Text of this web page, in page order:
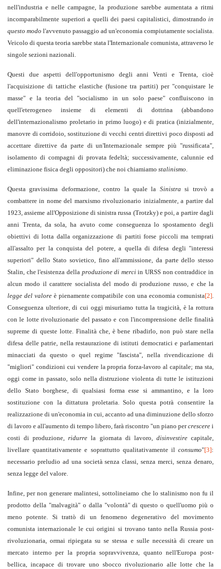
nell'industria e nelle campagne, la produzione sarebbe aumentata a ritmi
incomparabilmente superiori a quelli dei paesi capitalistici, dimostrando in
questo modo l'avvenuto passaggio ad un'economia compiutamente socialista.
Veicolo di questa teoria sarebbe stata l'Internazionale comunista, attraverso le
singole sezioni nazionali.
Questi due aspetti dell'opportunismo degli anni Venti e Trenta, cioè
l'acquisizione di tattiche elastiche (fusione tra partiti) per "conquistare le
masse" e la teoria del "socialismo in un solo paese" confluiscono in
quell'eterogeneo insieme di elementi di dottrina (abbandono
dell'internazionalismo proletario in primo luogo) e di pratica (inizialmente,
manovre di corridoio, sostituzione di vecchi centri direttivi poco disposti ad
accettare direttive da parte di un'Internazionale sempre più "russificata",
isolamento di compagni di provata fedeltà; successivamente, calunnie ed
eliminazione fisica degli oppositori) che noi chiamiamo stalinismo.
Questa gravissima deformazione, contro la quale la Sinistra si trovò a
combattere in nome del marxismo rivoluzionario inizialmente, a partire dal
1923, assieme all'Opposizione di sinistra russa (Trotzky) e poi, a partire dagli
anni Trenta, da sola, ha avuto come conseguenza lo spostamento degli
obiettivi di lotta dalla organizzazione di partiti forse piccoli ma temprati
all'assalto per la conquista del potere, a quella di difesa degli "interessi
superiori" dello Stato sovietico, fino all'ammissione, da parte dello stesso
Stalin, che l'esistenza della produzione di merci in URSS non contraddice in
alcun modo il carattere socialista del modo di produzione russo, e che la
legge del valoreè pienamente compatibile con una economia comunista[2].
Conseguenza ulteriore, di cui oggi misuriamo tutta la tragicità, è la rottura
con le lotte rivoluzionarie del passato e con l'incomprensione delle finalità
supreme di queste lotte. Finalità che, è bene ribadirlo, non può stare nella
difesa delle patrie, nella restaurazione di istituti democratici e parlamentari
minacciati da questo o quel regime "fascista", nella rivendicazione di
"migliori" condizioni cui vendere la propria forza-lavoro al capitale; ma sta,
oggi come in passato, solo nella distruzione violenta di tutte le istituzioni
dello Stato borghese, di qualsiasi forma esse si ammantino, e la loro
sostituzione con la dittatura proletaria. Solo questa potrà consentire la
realizzazione di un'economia in cui, accanto ad una diminuzione dello sforzo
di lavoro e all'aumento di tempo libero, farà riscontro "un piano percrescere i
costi di produzione,ridurre la giornata di lavoro, disinvestirecapitale,
livellare quantitativamente e soprattutto qualitativamente il consumo"[3]:
necessario preludio ad una società senza classi, senza merci, senza denaro,
senza legge del valore.
Infine, per non generare malintesi, sottolineiamo che lo stalinismo non fu il
prodotto della "malvagità" o dalla "volontà" di questo o quell'uomo più o
meno potente. Si trattò di un fenomeno degenerativo del movimento
comunista internazionale le cui origini si trovano tanto nella Russia post-
rivoluzionaria, ormai ripiegata su se stessa e sulle necessità di creare un
mercato interno per la propria sopravvivenza, quanto nell'Europa post-
bellica, incapace di trovare uno sbocco rivoluzionario alle lotte che la